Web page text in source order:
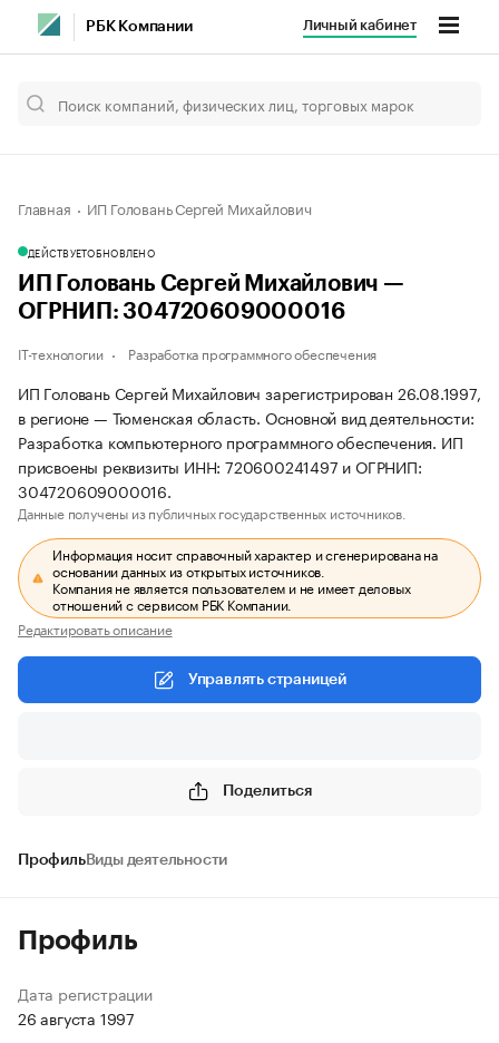
РБК Компании Личный кабинет
Главная ИП Головань Сергей Михайлович
ДЕЙСТВУЕТОБНОВЛЕНО
ИП Головань Сергей Михайлович —
ОГРНИП: 304720609000016
IT-технологии Разработка программного обеспечения
ИП Головань Сергей Михайлович зарегистрирован 26.08.1997,
в регионе — Тюменская область. Основной вид деятельности:
Разработка компьютерного программного обеспечения. ИП
присвоены реквизиты ИНН: 720600241497 и ОГРНИП:
304720609000016.
Данные получены из публичных государственных источников.
Информация носит справочный характер и сгенерирована на
основании данных из открытых источников.
Компания не является пользователем и не имеет деловых
отношений с сервисом РБК Компании.
Редактировать описание
Управлять страницей
Поделиться
ПрофильВиды деятельности
Профиль
Дата регистрации
26 августа 1997